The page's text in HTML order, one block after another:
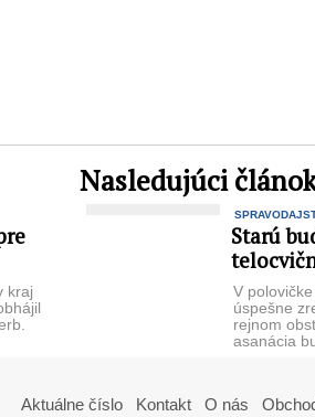
kraj
Nasledujúci
Starú
V
úspešne
rejnom
asanácia
Aktuálne číslo Kontakt O nás